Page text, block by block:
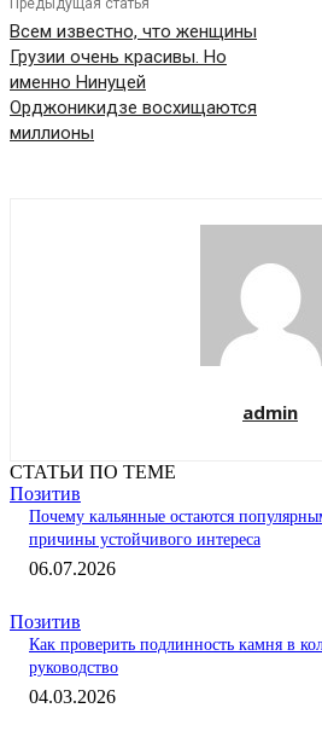
Предыдущая статья
Всем известно, что женщины
Грузии очень красивы. Но
именно Нинуцей
Орджоникидзе восхищаются
миллионы
admin
СТАТЬИ ПО ТЕМЕ
Позитив
Почему кальянные остаются
причины устойчивого интереса
06.07.2026
Позитив
Как проверить подлинность камня в
руководство
04.03.2026